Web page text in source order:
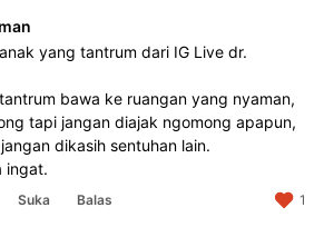
yang tantrum dari IG Live dr.
bawa ke ruangan yang nyaman,
tapi jangan diajak ngomong apapun,
dikasih sentuhan lain.
ingat.
Suka Balas 1